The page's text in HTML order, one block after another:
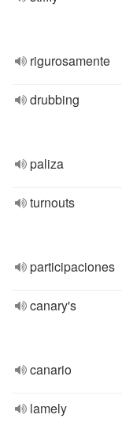
rigurosamente
drubbing
paliza
turnouts
participaciones
canary's
canario
lamely